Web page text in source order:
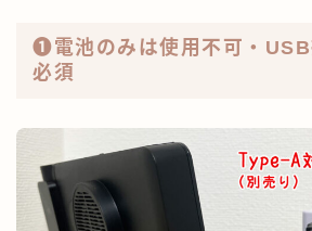
❶電池のみは使用不可・
必須